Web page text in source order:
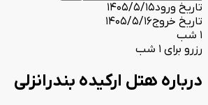
تاریخ ورود1405/5/15
تاریخ خروج1405/5/16
1 شب
رزرو برای 1 شب
درباره هتل ارکیده بندرانزلی